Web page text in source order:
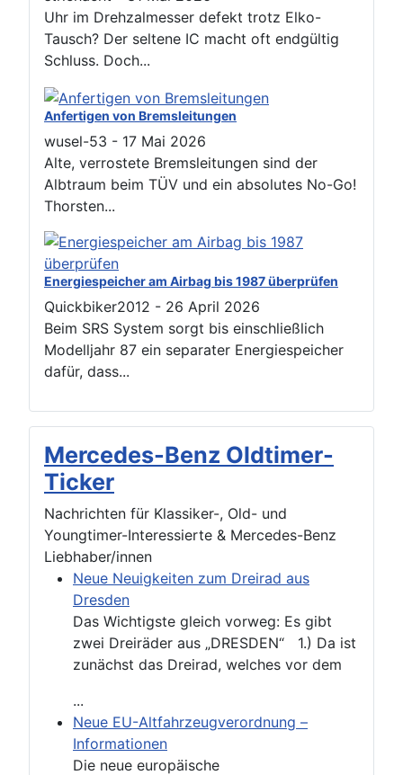
Uhr im Drehzalmesser defekt trotz Elko-
Tausch? Der seltene IC macht oft endgültig
Schluss. Doch...
Anfertigen von Bremsleitungen
wusel-53 - 17 Mai 2026
Alte, verrostete Bremsleitungen sind der
Albtraum beim TÜV und ein absolutes No-Go!
Thorsten...
Energiespeicher am Airbag bis 1987 überprüfen
Quickbiker2012 - 26 April 2026
Beim SRS System sorgt bis einschließlich
Modelljahr 87 ein separater Energiespeicher
dafür, dass...
Mercedes-Benz Oldtimer-
Ticker
Nachrichten für Klassiker-, Old- und
Youngtimer-Interessierte & Mercedes-Benz
Liebhaber/innen
Neue Neuigkeiten zum Dreirad aus
Dresden
Das Wichtigste gleich vorweg: Es gibt
zwei Dreiräder aus „DRESDEN“ 1.) Da ist
zunächst das Dreirad, welches vor dem
...
Neue EU-Altfahrzeugverordnung –
Informationen
Die neue europäische